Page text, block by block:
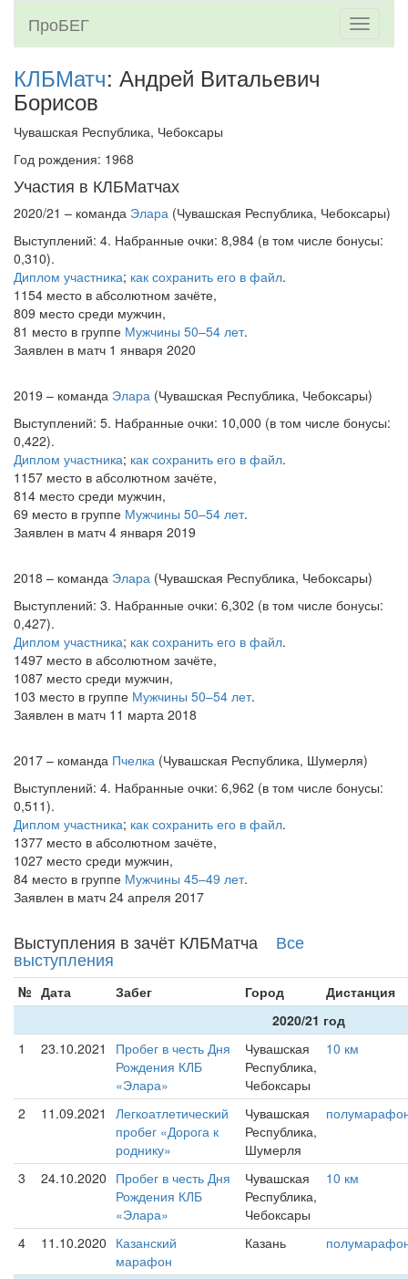
Toggle
ПроБЕГ
КЛБМатч: Андрей Витальевич
Борисов
Чувашская Республика, Чебоксары
Год рождения: 1968
Участия в КЛБМатчах
2020/21 – команда Элара (Чувашская Республика, Чебоксары)
Выступлений: 4. Набранные очки: 8,984 (в том числе бонусы:
0,310).
Диплом участника; как сохранить его в файл.
1154 место в абсолютном зачёте,
809 место среди мужчин,
81 место в группе Мужчины 50–54 лет.
Заявлен в матч 1 января 2020
2019 – команда Элара (Чувашская Республика, Чебоксары)
Выступлений: 5. Набранные очки: 10,000 (в том числе бонусы:
0,422).
Диплом участника; как сохранить его в файл.
1157 место в абсолютном зачёте,
814 место среди мужчин,
69 место в группе Мужчины 50–54 лет.
Заявлен в матч 4 января 2019
2018 – команда Элара (Чувашская Республика, Чебоксары)
Выступлений: 3. Набранные очки: 6,302 (в том числе бонусы:
0,427).
Диплом участника; как сохранить его в файл.
1497 место в абсолютном зачёте,
1087 место среди мужчин,
103 место в группе Мужчины 50–54 лет.
Заявлен в матч 11 марта 2018
2017 – команда Пчелка (Чувашская Республика, Шумерля)
Выступлений: 4. Набранные очки: 6,962 (в том числе бонусы:
0,511).
Диплом участника; как сохранить его в файл.
1377 место в абсолютном зачёте,
1027 место среди мужчин,
84 место в группе Мужчины 45–49 лет.
Заявлен в матч 24 апреля 2017
Выступления в зачёт КЛБМатча Все
выступления
№ Дата Забег Город
Дистанция
2020/21 год
1
23.10.2021
Пробег в честь Дня
Рождения КЛБ
«Элара»
Чувашская
Республика,
Чебоксары
10 км
2 11.09.2021
Легкоатлетический
пробег «Дорога к
роднику»
Чувашская
Республика,
Шумерля
3 24.10.2020 Пробег в честь Дня
Рождения КЛБ
«Элара»
Чувашская
Республика,
Чебоксары
10 км
4 11.10.2020 Казанский
марафон
Казань